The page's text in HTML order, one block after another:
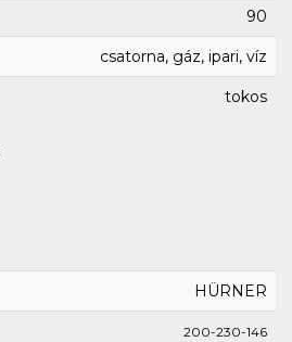
90
csatorna, gáz, ipari, víz
tokos
HÜRNER
200-230-146